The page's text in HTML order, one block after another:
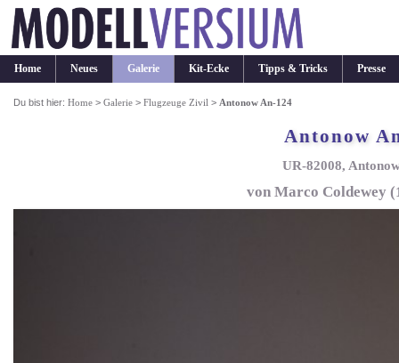
Home Neues Galerie Kit-Ecke Tipps & Tricks Presse
Du bist hier:Home >Galerie >Flugzeuge Zivil > Antonow An-124
Antonow
UR-82008,
von Marco Coldewey